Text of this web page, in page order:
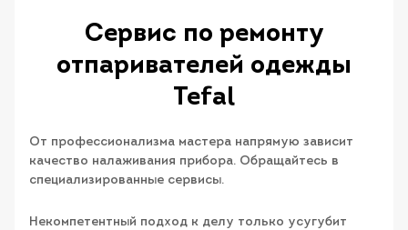
Сервис по ремонту
отпаривателей одежды
Tefal
От профессионализма мастера напрямую зависит
качество налаживания прибора. Обращайтесь в
специализированные сервисы.
Некомпетентный подход к делу только усугубит